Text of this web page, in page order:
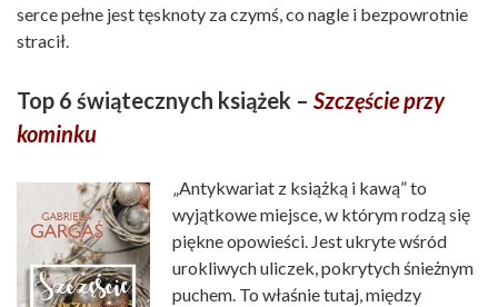
serce pełne jest tęsknoty za czymś, co nagle i bezpowrotnie
stracił.
Top 6 świątecznych książek – Szczęście przy
kominku
„Antykwariat z książką i kawą” to
wyjątkowe miejsce, w którym rodzą się
piękne opowieści. Jest ukryte wśród
urokliwych uliczek, pokrytych śnieżnym
puchem. To właśnie tutaj, między